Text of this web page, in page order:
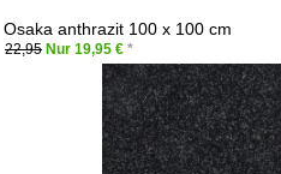
Osaka anthrazit 100 x 100 cm
22,95 Nur 19,95 € *